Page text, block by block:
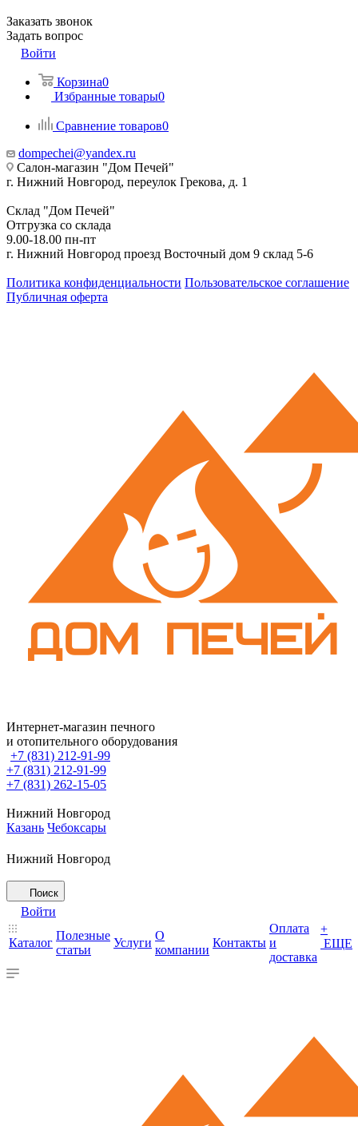
Заказать звонок
Задать вопрос
Войти
Корзина0
Избранные товары0
Сравнение товаров0
dompechei@yandex.ru
Салон-магазин "Дом Печей"
г. Нижний Новгород, переулок Грекова, д. 1
Склад "Дом Печей"
Отгрузка со склада
9.00-18.00 пн-пт
г. Нижний Новгород проезд Восточный дом 9 склад 5-6
Политика конфиденциальности Пользовательское соглашение
Публичная оферта
Интернет-магазин печного
и отопительного оборудования
+7 (831) 212-91-99
+7 (831) 212-91-99
+7 (831) 262-15-05
Нижний Новгород
Казань Чебоксары
Нижний Новгород
Поиск
Войти
Каталог
Полезные
статьи
Услуги
О
компании
Контакты
Оплата
и
доставка
+
ЕЩЕ